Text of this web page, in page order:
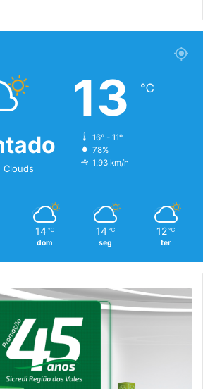
Clouds
13 ℃
16º - 11º
78%
1.93 km/h
14 ℃
dom
14 ℃
seg
12 ℃
ter